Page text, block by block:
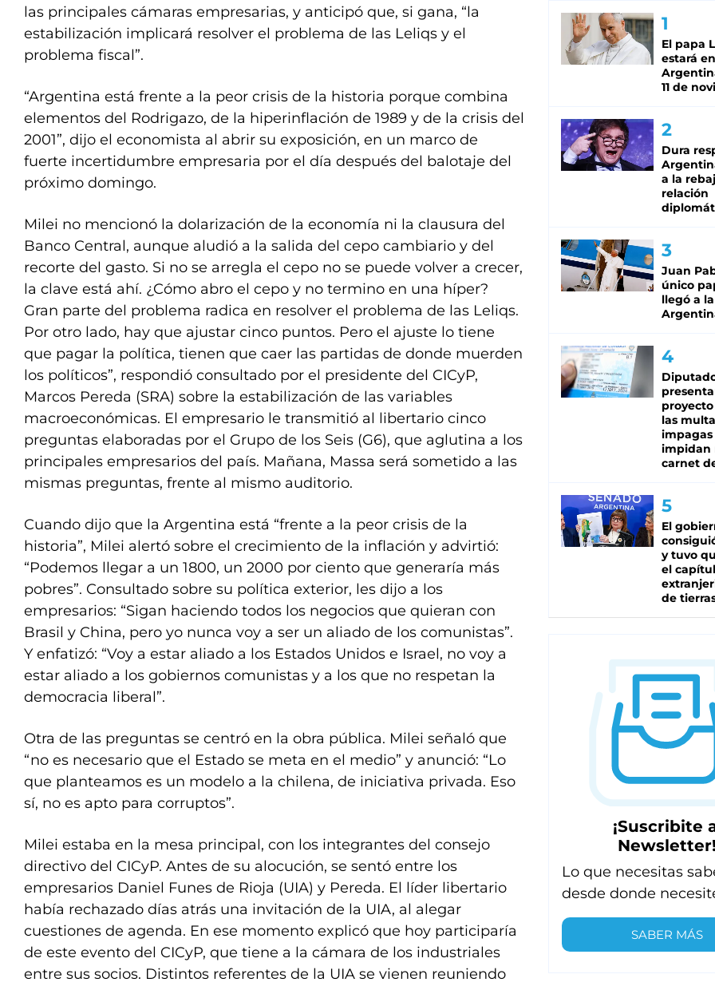
las principales cámaras empresarias, y anticipó que, si gana, “la
estabilización implicará resolver el problema de las Leliqs y el
problema fiscal”.
“Argentina está frente a la peor crisis de la historia porque combina
elementos del Rodrigazo, de la hiperinflación de 1989 y de la crisis del
2001”, dijo el economista al abrir su exposición, en un marco de
fuerte incertidumbre empresaria por el día después del balotaje del
próximo domingo.
Milei no mencionó la dolarización de la economía ni la clausura del
Banco Central, aunque aludió a la salida del cepo cambiario y del
recorte del gasto. Si no se arregla el cepo no se puede volver a crecer,
la clave está ahí. ¿Cómo abro el cepo y no termino en una híper?
Gran parte del problema radica en resolver el problema de las Leliqs.
Por otro lado, hay que ajustar cinco puntos. Pero el ajuste lo tiene
que pagar la política, tienen que caer las partidas de donde muerden
los políticos”, respondió consultado por el presidente del CICyP,
Marcos Pereda (SRA) sobre la estabilización de las variables
macroeconómicas. El empresario le transmitió al libertario cinco
preguntas elaboradas por el Grupo de los Seis (G6), que aglutina a los
principales empresarios del país. Mañana, Massa será sometido a las
mismas preguntas, frente al mismo auditorio.
Cuando dijo que la Argentina está “frente a la peor crisis de la
historia”, Milei alertó sobre el crecimiento de la inflación y advirtió:
“Podemos llegar a un 1800, un 2000 por ciento que generaría más
pobres”. Consultado sobre su política exterior, les dijo a los
empresarios: “Sigan haciendo todos los negocios que quieran con
Brasil y China, pero yo nunca voy a ser un aliado de los comunistas”.
Y enfatizó: “Voy a estar aliado a los Estados Unidos e Israel, no voy a
estar aliado a los gobiernos comunistas y a los que no respetan la
democracia liberal”.
Otra de las preguntas se centró en la obra pública. Milei señaló que
“no es necesario que el Estado se meta en el medio” y anunció: “Lo
que planteamos es un modelo a la chilena, de iniciativa privada. Eso
sí, no es apto para corruptos”.
Milei estaba en la mesa principal, con los integrantes del consejo
directivo del CICyP. Antes de su alocución, se sentó entre los
empresarios Daniel Funes de Rioja (UIA) y Pereda. El líder libertario
había rechazado días atrás una invitación de la UIA, al alegar
cuestiones de agenda. En ese momento explicó que hoy participaría
de este evento del CICyP, que tiene a la cámara de los industriales
entre sus socios. Distintos referentes de la UIA se vienen reuniendo
El papa
estará
11 de
Dura
a la
relación
Juan
único
llegó a la
las
impagas
impidan
carnet
El
y tuvo
el
de
¡Suscribite
Newsletter!
Lo que necesitas
desde donde
SABER MÁS